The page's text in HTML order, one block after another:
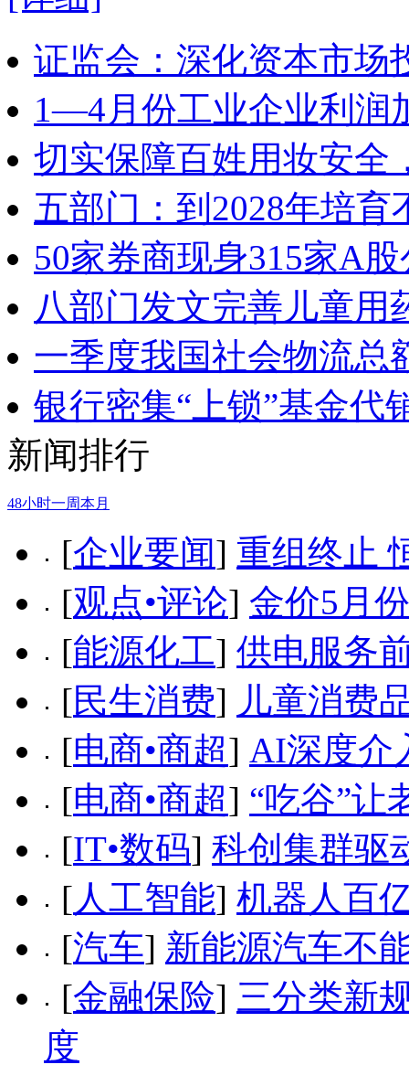
证监会：深化资本市场
1—4月份工业企业利润
切实保障百姓用妆安全
五部门：到2028年培
50家券商现身315家A
八部门发文完善儿童用
一季度我国社会物流总
银行密集“上锁”基金代
新闻排行
48小时一周本月
[企业要闻] 重组终止
[观点•评论] 金价5月
[能源化工] 供电服务
[民生消费] 儿童消费
[电商•商超] AI深度介
[电商•商超] “吃谷”让
[IT•数码] 科创集群驱
[人工智能] 机器人百
[汽车] 新能源汽车不
[金融保险] 三分类新
度